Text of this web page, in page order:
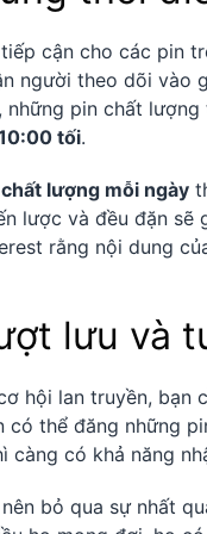
cận cho các pin
người theo dõi
pin chất
tối.
lượng mỗi ngày
lược và đều đặn
rằng nội dung
lưu và
hội lan truyền,
có thể đăng những
càng có khả năng
bỏ qua sự nhất